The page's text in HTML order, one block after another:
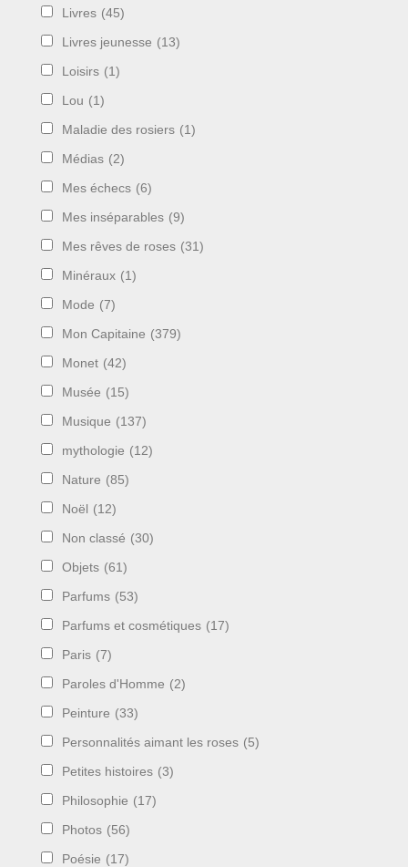
Livres (45)
Livres jeunesse (13)
Loisirs (1)
Lou (1)
Maladie des rosiers (1)
Médias (2)
Mes échecs (6)
Mes inséparables (9)
Mes rêves de roses (31)
Minéraux (1)
Mode (7)
Mon Capitaine (379)
Monet (42)
Musée (15)
Musique (137)
mythologie (12)
Nature (85)
Noël (12)
Non classé (30)
Objets (61)
Parfums (53)
Parfums et cosmétiques (17)
Paris (7)
Paroles d'Homme (2)
Peinture (33)
Personnalités aimant les roses (5)
Petites histoires (3)
Philosophie (17)
Photos (56)
Poésie (17)